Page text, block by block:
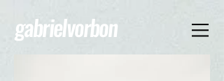
gabrielvorbon